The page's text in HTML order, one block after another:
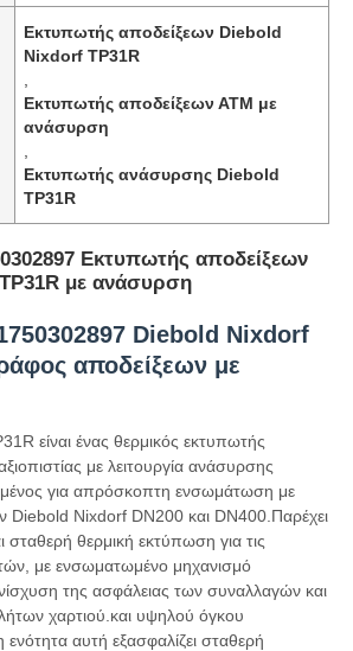
Εκτυπωτής αποδείξεων Diebold
Nixdorf TP31R
Εκτυπωτής αποδείξεων ΑΤΜ με
ανάσυρση
Εκτυπωτής ανάσυρσης Diebold
TP31R
Εκτυπωτής αποδείξεων
με ανάσυρση
Diebold Nixdorf
αποδείξεων με
είναι ένας θερμικός εκτυπωτής
με λειτουργία ανάσυρσης
για απρόσκοπτη ενσωμάτωση με
Diebold Nixdorf DN200 και DN400.Παρέχει
θερμική εκτύπωση για τις
με ενσωματωμένο μηχανισμό
της ασφάλειας των συναλλαγών και
χαρτιού.και υψηλού όγκου
αυτή εξασφαλίζει σταθερή